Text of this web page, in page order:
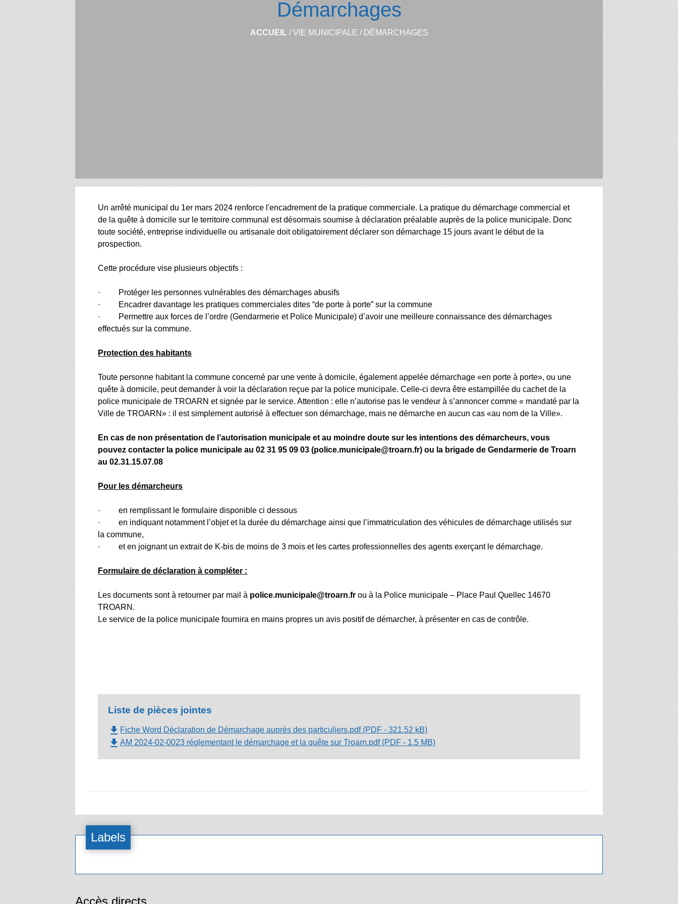
Démarchages
ACCUEIL /VIE MUNICIPALE / DÉMARCHAGES
Un arrêté municipal du 1er mars 2024 renforce l'encadrement de la pratique commerciale. La pratique du démarchage commercial et
de la quête à domicile sur le territoire communal est désormais soumise à déclaration préalable auprès de la police municipale. Donc
toute société, entreprise individuelle ou artisanale doit obligatoirement déclarer son démarchage 15 jours avant le début de la
prospection.
Cette procédure vise plusieurs objectifs :
· Protéger les personnes vulnérables des démarchages abusifs
· Encadrer davantage les pratiques commerciales dites “de porte à porte” sur la commune
· Permettre aux forces de l’ordre (Gendarmerie et Police Municipale) d’avoir une meilleure connaissance des démarchages
effectués sur la commune.
Protection des habitants
Toute personne habitant la commune concerné par une vente à domicile, également appelée démarchage «en porte à porte», ou une
quête à domicile, peut demander à voir la déclaration reçue par la police municipale. Celle-ci devra être estampillée du cachet de la
police municipale de TROARN et signée par le service. Attention : elle n’autorise pas le vendeur à s’annoncer comme « mandaté par la
Ville de TROARN» : il est simplement autorisé à effectuer son démarchage, mais ne démarche en aucun cas «au nom de la Ville».
En cas de non présentation de l’autorisation municipale et au moindre doute sur les intentions des démarcheurs, vous
pouvez contacter la police municipale au 02 31 95 09 03 (police.municipale@troarn.fr) ou la brigade de Gendarmerie de Troarn
au 02.31.15.07.08
Pour les démarcheurs
· en remplissant le formulaire disponible ci dessous
· en indiquant notamment l’objet et la durée du démarchage ainsi que l’immatriculation des véhicules de démarchage utilisés sur
la commune,
· et en joignant un extrait de K-bis de moins de 3 mois et les cartes professionnelles des agents exerçant le démarchage.
Formulaire de déclaration à compléter :
Les documents sont à retourner par mail à police.municipale@troarn.frou à la Police municipale – Place Paul Quellec 14670
TROARN.
Le service de la police municipale fournira en mains propres un avis positif de démarcher, à présenter en cas de contrôle.
Liste de pièces jointes
file_downloadFiche Word Déclaration de Démarchage auprès des particuliers.pdf (PDF - 321.52 kB)
file_downloadAM 2024-02-0023 réglementant le démarchage et la quête sur Troarn.pdf (PDF - 1.5 MB)
Labels
Accès directs